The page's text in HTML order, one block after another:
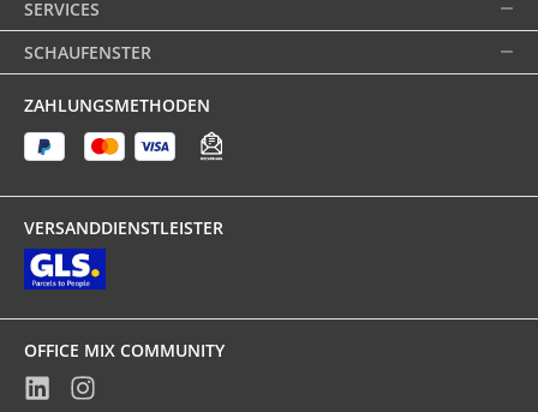
SERVICES
SCHAUFENSTER
ZAHLUNGSMETHODEN
VERSANDDIENSTLEISTER
OFFICE MIX COMMUNITY